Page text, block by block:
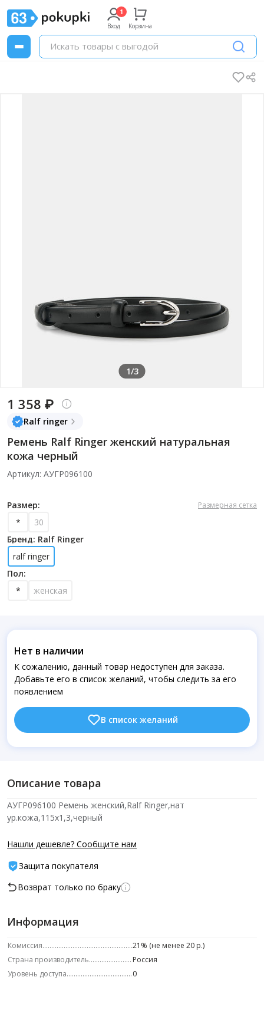
Вход Корзина
1/3
1 358 ₽
Ralf ringer
Ремень Ralf Ringer женский натуральная
кожа черный
Артикул: АУГР096100
Размер: Размерная сетка
*
30
Бренд: Ralf Ringer
ralf ringer
Пол:
*
женская
Нет в наличии
К сожалению, данный товар недоступен для заказа.
Добавьте его в список желаний, чтобы следить за его
появлением
В список желаний
Описание товара
АУГР096100 Ремень женский,Ralf Ringer,нат
ур.кожа,115x1,3,черный
Нашли дешевле? Сообщите нам
Защита покупателя
Возврат только по браку
Информация
Комиссия
21% (не менее 20 р.)
Страна производитель
Россия
Уровень доступа
0